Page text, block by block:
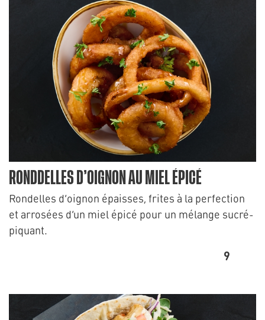
RONDDELLES D’OIGNON AU MIEL ÉPICÉ
Rondelles d’oignon épaisses, frites à la perfection
et arrosées d’un miel épicé pour un mélange sucré-
piquant.
9